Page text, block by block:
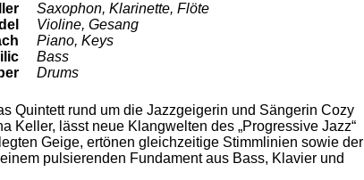
Saxophon, Klarinette, Flöte
Violine, Gesang
Piano, Keys
Bass
Drums
Quintett rund um die Jazzgeigerin und Sängerin Cozy
Keller, lässt neue Klangwelten des „Progressive Jazz“
Geige, ertönen gleichzeitige Stimmlinien sowie der
pulsierenden Fundament aus Bass, Klavier und